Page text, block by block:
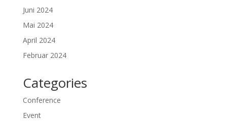
Juni 2024
Mai 2024
April 2024
Februar 2024
Categories
Conference
Event